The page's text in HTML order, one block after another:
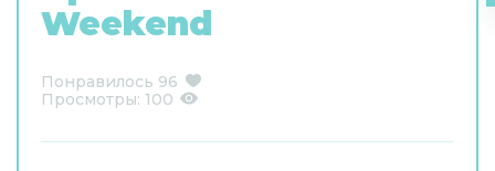
Weekend
Понравилось 96
Просмотры: 100